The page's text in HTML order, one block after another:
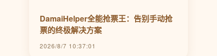
DamaiHelper全能抢票王：告别手动抢
票的终极解决方案
2026/8/7 10:37:01